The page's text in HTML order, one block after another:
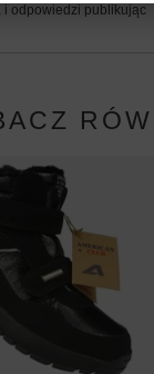
i odpowiedzi publikując